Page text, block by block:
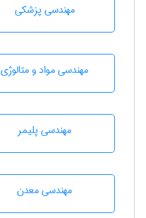
مهندسی پزشکی
مهندسی مواد و متالوژی
مهندسی پليمر
مهندسی معدن